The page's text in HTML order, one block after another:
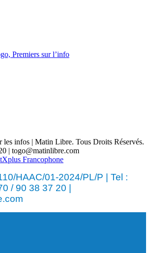
Premiers sur l’info
les infos | Matin Libre. Tous Droits Réservés.
| togo@matinlibre.com
Francophone
HAAC/01-2024/PL/P | Tel :
/ 90 38 37 20 |